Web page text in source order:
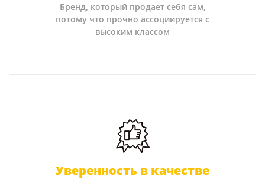
Бренд, который продает себя сам,
потому что прочно ассоциируется с
высоким классом
Уверенность в качестве